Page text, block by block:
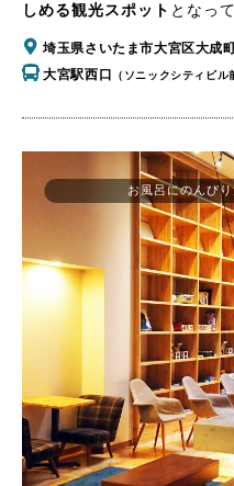
しめる観光スポット となっ
埼玉県さいたま市大宮区大成
大宮駅西口
（ソニックシティビル
お風呂にのんび